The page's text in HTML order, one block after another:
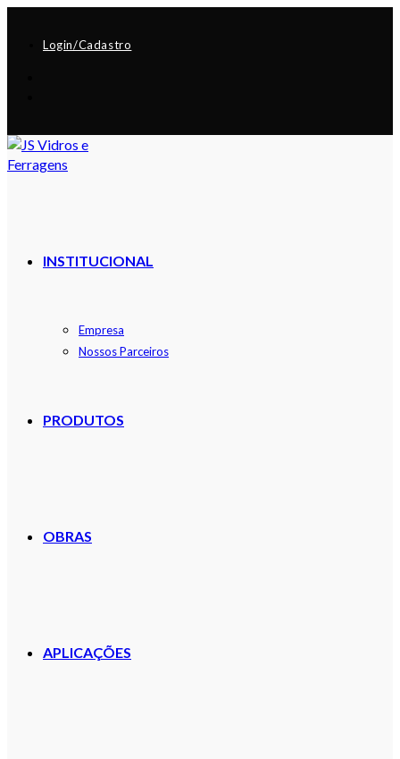
Login/Cadastro
INSTITUCIONAL
Empresa
Nossos Parceiros
PRODUTOS
OBRAS
APLICAÇÕES